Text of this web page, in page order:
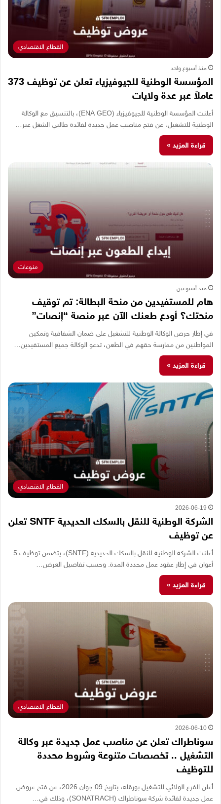
القطاع الاقتصادي
منذ أسبوع واحد
المؤسسة الوطنية للجيوفيزياء تعلن عن توظيف 373
عاملاً عبر عدة ولايات
أعلنت المؤسسة الوطنية للجيوفيزياء (ENA GEO)، بالتنسيق مع الوكالة
الوطنية للتشغيل، عن فتح مناصب عمل جديدة لفائدة طالبي الشغل عبر…
قراءة المزيد »
منوعات
منذ أسبوعين
هام للمستفيدين من منحة البطالة: تم توقيف
منحتك؟ أودع طعنك الآن عبر منصة “إنصات”
في إطار حرص الوكالة الوطنية للتشغيل على ضمان الشفافية وتمكين
المواطنين من ممارسة حقهم في الطعن، تدعو الوكالة جميع المستفيدين…
قراءة المزيد »
القطاع الاقتصادي
2026-06-19
الشركة الوطنية للنقل بالسكك الحديدية SNTF تعلن
عن توظيف
أعلنت الشركة الوطنية للنقل بالسكك الحديدية (SNTF)، يتضمن توظيف 5
أعوان في إطار عقود عمل محددة المدة. وحسب تفاصيل العرض…
قراءة المزيد »
القطاع الاقتصادي
2026-06-10
سوناطراك تعلن عن مناصب عمل جديدة عبر وكالة
التشغيل .. تخصصات متنوعة وشروط محددة
للتوظيف
أعلن الفرع الولائي للتشغيل بورقلة، بتاريخ 09 جوان 2026، عن فتح عروض
عمل جديدة لفائدة شركة سوناطراك (SONATRACH)، وذلك في…